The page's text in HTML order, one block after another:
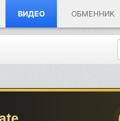
ВИДЕО ОБМЕННИК